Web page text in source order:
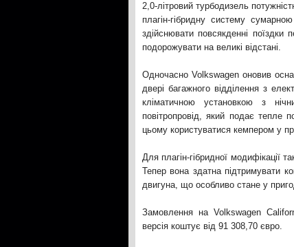
2,0-літровий турбодизель
плагін-гібридну систему
здійснювати повсякденні поїздки
подорожувати на великі відстані.
Одночасно Volkswagen оновив
двері багажного відділення з
кліматичною установкою з
повітропровід, який подає тепле
цьому користуватися кемпером у
Для плагін-гібридної модифікації
Тепер вона здатна підтримувати
двигуна, що особливо стане у
Замовлення на Volkswagen
версія коштує від 91 308,70 євро.